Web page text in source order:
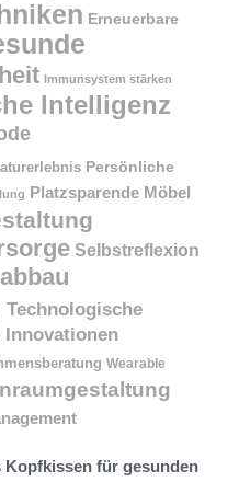
Erneuerbare
Immunsystem stärken
Intelligenz
Persönliche
Platzsparende Möbel
Selbstreflexion
Technologische
Innovationen
Wearable
Kopfkissen für gesunden